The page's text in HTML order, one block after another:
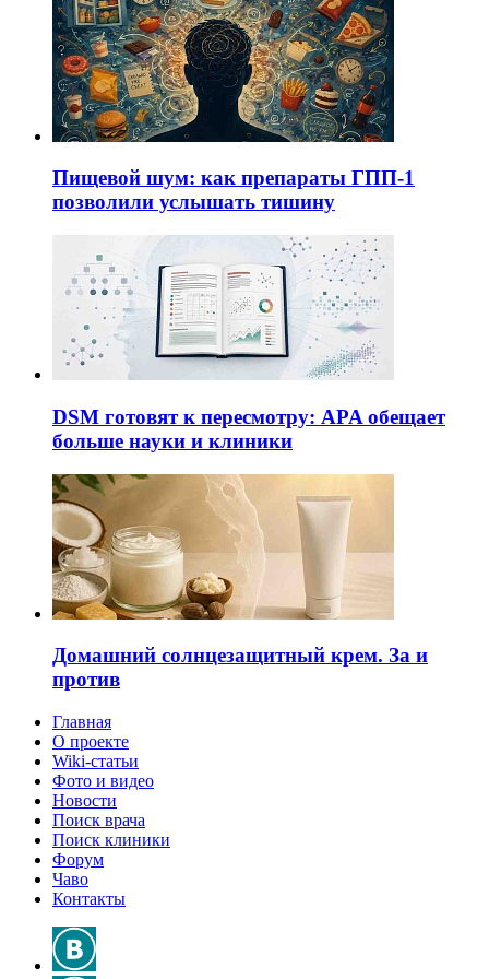
Пищевой шум: как препараты ГПП-1
позволили услышать тишину
DSM готовят к пересмотру: APA обещает
больше науки и клиники
Домашний солнцезащитный крем. За и
против
Главная
О проекте
Wiki-статьи
Фото и видео
Новости
Поиск врача
Поиск клиники
Форум
Чаво
Контакты